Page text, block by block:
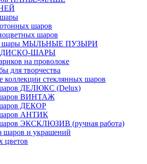
мм
мм
мм
мм
мм
ДЕЛЮКС
МЫЛЬНЫЕ ПУЗЫРИ
ПАПЬЕ-МАШЕ